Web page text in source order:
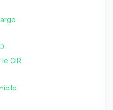
GIR